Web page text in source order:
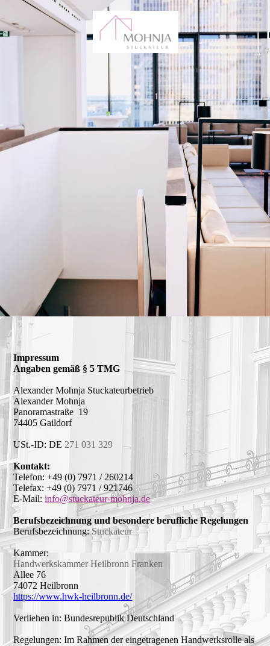
Impressum
Angaben gemäß § 5 TMG
Alexander Mohnja Stuckateurbetrieb
Alexander Mohnja
Panoramastraße 19
74405 Gaildorf
USt.-ID: DE 271 031 329
Kontakt:
Telefon:+49 (0) 7971 / 260214
Telefax:+49 (0) 7971 / 921746
E-Mail: info@stuckateur-mohnja.de
Berufsbezeichnung und besondere berufliche Regelungen
Berufsbezeichnung: Stuckateur
Kammer:
Handwerkskammer Heilbronn Franken
Allee 76
74072 Heilbronn
https://www.hwk-heilbronn.de/
Verliehen in:Bundesrepublik Deutschland
Regelungen: Im Rahmen der eingetragenen Handwerksrolle als